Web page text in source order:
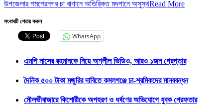
উপজেলার শমশেরনগর চা বাগানে অতিরিক্ত মদপানে অসুস্থRead More
সংবাদটি শেয়ার করুন
WhatsApp
এমপি নাসের রহমানকে নিয়ে অশ্লীল ভিডিও, আরও ১জন গ্রেপ্তার
দৈনিক ৫০০ টাকা মজুরির দাবিতে কমলগঞ্জে চা-শ্রমিকদের মানববন্ধন
মৌলভীবাজারে কিশোরীকে অপহরণ ও ধর্ষণের অভিযোগে যুবক গ্রেফতার